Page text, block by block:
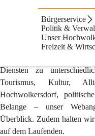
Bürgerservice
Politik &
Unser
Freizeit &
Impressum &
Mediengesetzes
hochwolkersdorf.at ist die
Gemeinde
Diensten zu
Tourismus, Kultur,
Hochwolkersdorf,
Belange – unser
Überblick. Zudem halten
auf dem Laufenden.